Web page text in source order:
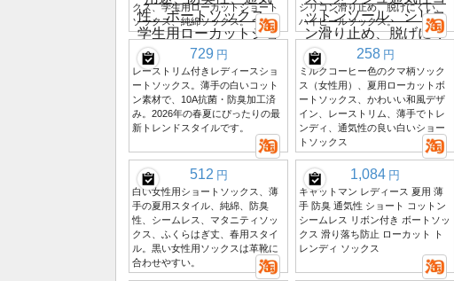
クス、学生用ローカットショート
ソックス、純綿ソックス。
シリコン滑り止め、脱げにくい、
ハイヒールソックス。
729 円
レーストリム付きレディースショ
ートソックス。薄手の白いコット
ン素材で、10A抗菌・防臭加工済
み。2026年の春夏にぴったりの最
新トレンドスタイルです。
258 円
ミルクコーヒー色のクマ柄ソック
ス（女性用）、夏用ローカットボ
ートソックス、かわいい和風デザ
イン、レーストリム、薄手でトレ
ンディ、通気性の良い白いショー
トソックス
512 円
白い女性用ショートソックス、薄
手の夏用スタイル、純綿、防臭
性、シームレス、マタニティソッ
クス、ふくらはぎ丈、春用スタイ
ル。黒い女性用ソックスは革靴に
合わせやすい。
1,084 円
キャットマン レディース 夏用 薄
手 防臭 通気性 ショート コットン
シームレス リボン付き ボートソッ
クス 滑り落ち防止 ローカット ト
レンディ ソックス